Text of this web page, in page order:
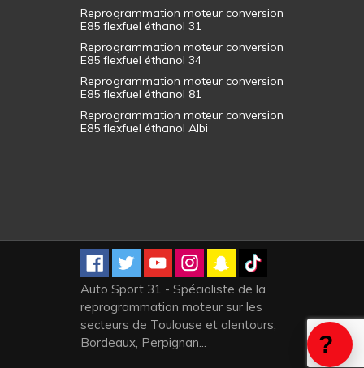
Reprogrammation moteur conversion
E85 flexfuel éthanol 31
Reprogrammation moteur conversion
E85 flexfuel éthanol 34
Reprogrammation moteur conversion
E85 flexfuel éthanol 81
Reprogrammation moteur conversion
E85 flexfuel éthanol Albi
Auto Sport 31 - Spécialiste de la
reprogrammation moteur sur les
secteurs de Toulouse et alentours,
Bordeaux, Perpignan...